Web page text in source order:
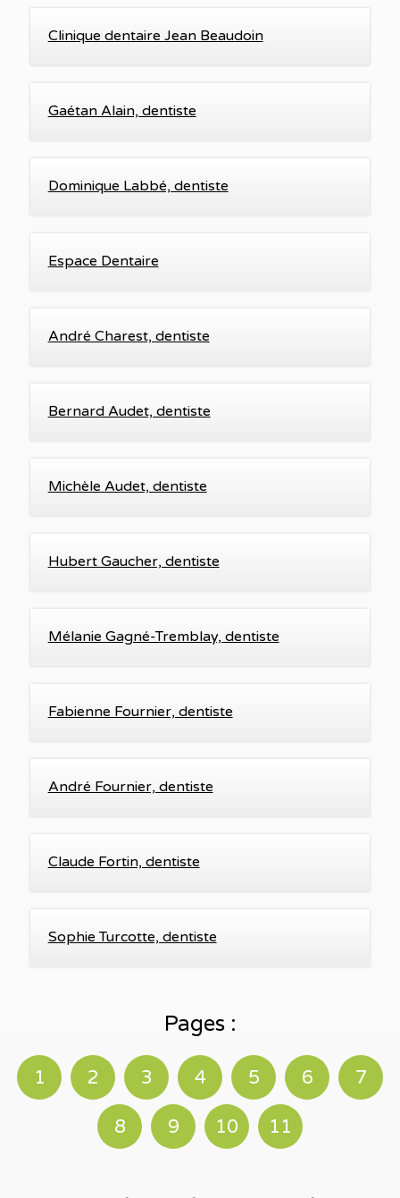
Clinique dentaire Jean Beaudoin
Gaétan Alain, dentiste
Dominique Labbé, dentiste
Espace Dentaire
André Charest, dentiste
Bernard Audet, dentiste
Michèle Audet, dentiste
Hubert Gaucher, dentiste
Mélanie Gagné-Tremblay, dentiste
Fabienne Fournier, dentiste
André Fournier, dentiste
Claude Fortin, dentiste
Sophie Turcotte, dentiste
Pages :
1 2 3 4 5 6 7
8 9 10 11